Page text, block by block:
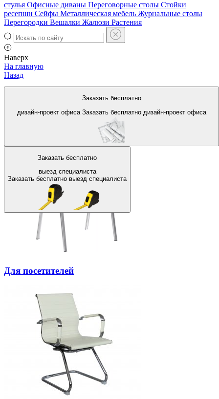
стулья Офисные диваны Переговорные столы Стойки
ресепшн Сейфы Металлическая мебель Журнальные столы
Перегородки Вешалки Жалюзи Растения
Наверх
Заказать бесплатно
дизайн-проект офиса Заказать бесплатнодизайн-проект офиса
Заказать бесплатно
выезд специалиста
Заказать бесплатно выезд специалиста
На главную
Назад
Компактные стулья для
офиса
Для посетителей